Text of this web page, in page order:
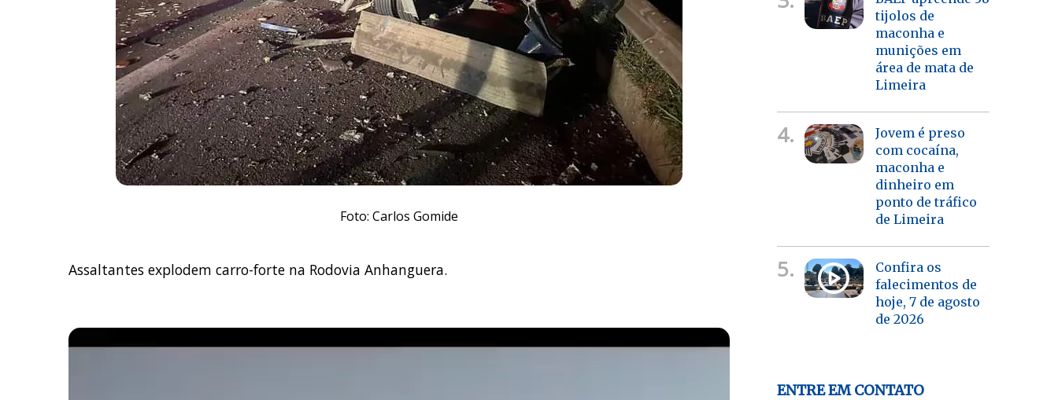
Foto: Carlos Gomide
Assaltantes explodem carro-forte na Rodovia Anhanguera.
tijolos de
maconha e
munições em
área de mata de
Limeira
4.
Jovem é preso
com cocaína,
maconha e
dinheiro em
ponto de tráfico
de Limeira
5.
Confira os
falecimentos de
hoje, 7 de agosto
de 2026
ENTRE EM CONTATO